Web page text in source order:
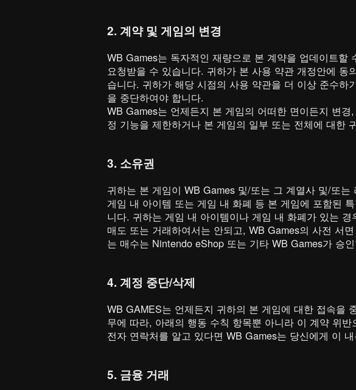
2. 계약 및 게임의 변경
WB Games는 독자적인 재량으로 본 계약을 업데이트
요청받을 수 있습니다. 귀하가 본 사용 약관 개정안에
습니다. 귀하가 해당 시점의 사용 약관을 더 이상 준수
을 중단하여야 합니다.
WB Games는 언제든지 본 게임의 어떠한 면이든지 변
정 기능을 제한하거나 본 게임의 일부 또는 전체에 대한
3. 소유권
귀하는 본 게임이 WB Games 및/또는 그 계열사 및/또
게임 내 아이템 또는 게임 내 화폐 등 본 게임에 포함된
니다. 귀하는 게임 내 아이템이나 게임 내 화폐가 있는
매도 또는 거래하여서는 안되고, WB Games의 사전 서
는 매수는 Nintendo eShop 또는 기타 WB Games가 승
4. 계정 중단/삭제
WB GAMES는 언제든지 귀하의 본 게임에 대한 접속을
무에 따라, 아래의 행동 수칙 항목뿐 아니라 이 계약 위
전자 연락처를 알고 있다면 WB Games는 당신에게 이
5. 금융 거래